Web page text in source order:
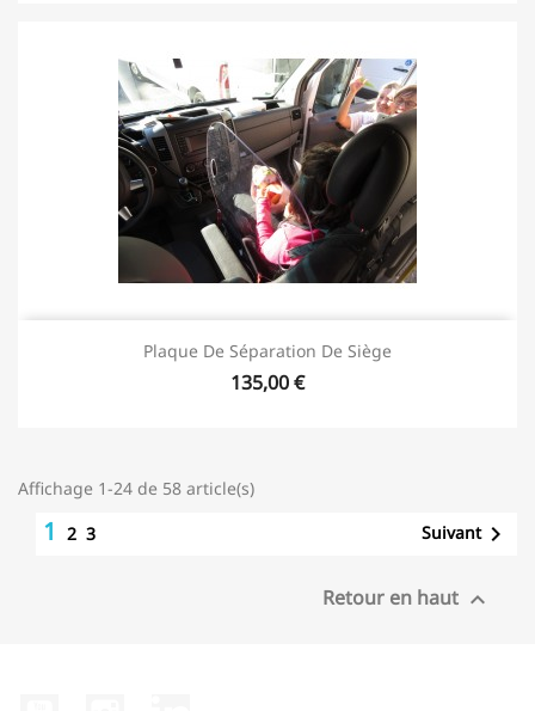
Plaque De Séparation De Siège
135,00 €
Affichage 1-24 de 58 article(s)
1 2 3 Suivant
Retour en haut 